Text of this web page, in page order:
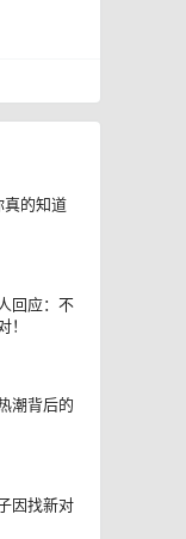
真的知道
回应：不
！
潮背后的
因找新对